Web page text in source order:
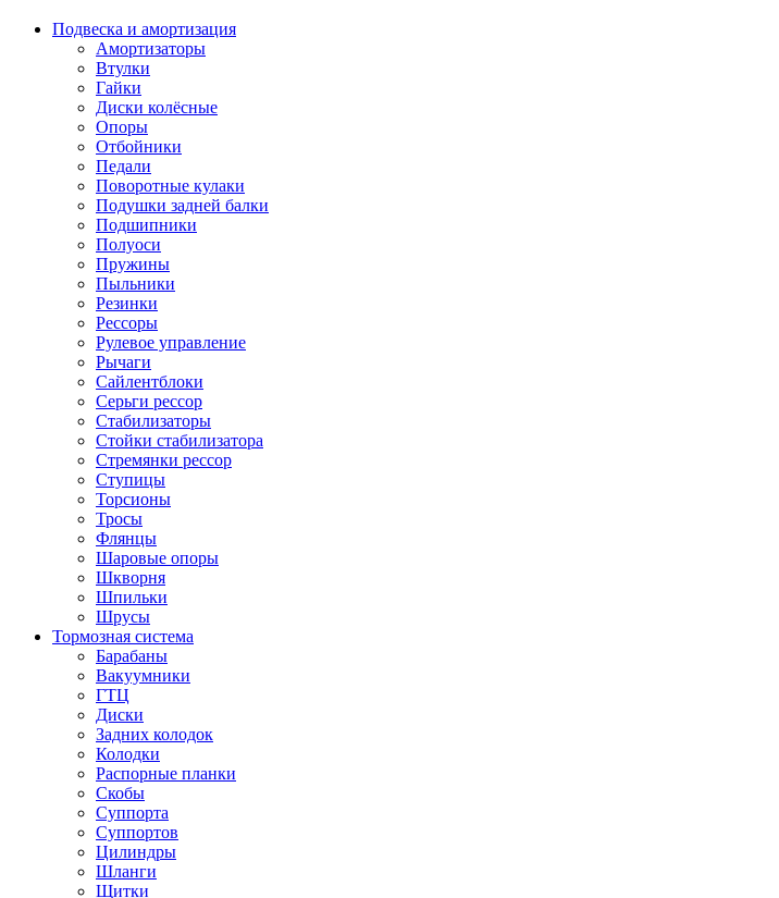
Подвеска и амортизация
Амортизаторы
Втулки
Гайки
Диски колёсные
Опоры
Отбойники
Педали
Поворотные кулаки
Подушки задней балки
Подшипники
Полуоси
Пружины
Пыльники
Резинки
Рессоры
Рулевое управление
Рычаги
Сайлентблоки
Серьги рессор
Стабилизаторы
Стойки стабилизатора
Стремянки рессор
Ступицы
Торсионы
Тросы
Флянцы
Шаровые опоры
Шкворня
Шпильки
Шрусы
Тормозная система
Барабаны
Вакуумники
ГТЦ
Диски
Задних колодок
Колодки
Распорные планки
Скобы
Суппорта
Суппортов
Цилиндры
Шланги
Щитки